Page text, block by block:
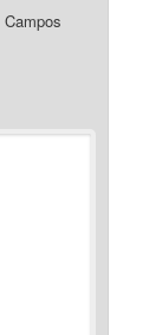
Campos